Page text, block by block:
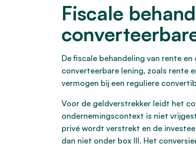
Fiscale
De fiscale behandeling van rente
converteerbare lening, zoals rente
vermogen bij een reguliere
Voor de geldverstrekker leidt het
ondernemingscontext is niet
privé wordt verstrekt en de
dan niet onder box III. Het